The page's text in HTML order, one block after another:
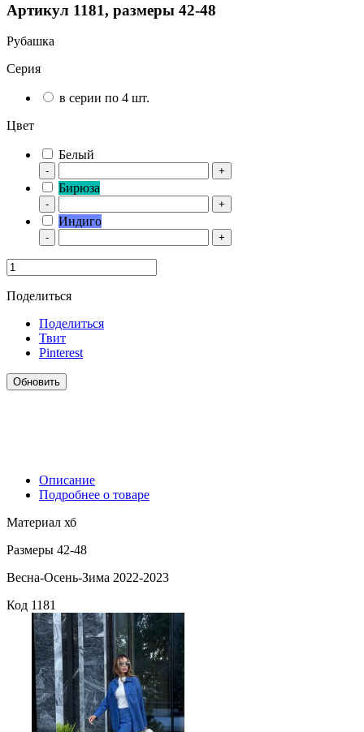
Артикул 1181, размеры 42-48
Рубашка
Серия
в серии по 4 шт.
Цвет
Белый
- +
Бирюза
- +
Индиго
- +
Поделиться
Поделиться
Твит
Pinterest
Описание
Подробнее о товаре
Материал хб
Размеры 42-48
Весна-Осень-Зима 2022-2023
Код 1181